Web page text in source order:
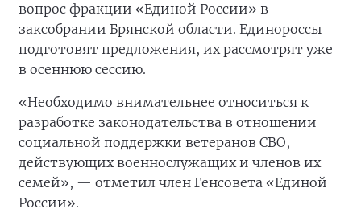
вопрос фракции «Единой России» в
заксобрании Брянской области. Единороссы
подготовят предложения, их рассмотрят уже
в осеннюю сессию.
«Необходимо внимательнее относиться к
разработке законодательства в отношении
социальной поддержки ветеранов СВО,
действующих военнослужащих и членов их
семей», — отметил член Генсовета «Единой
России».